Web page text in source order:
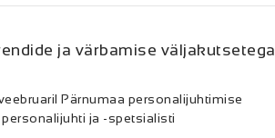
ja värbamise väljakutsetega
Pärnumaa personalijuhtimise
ja -spetsialisti